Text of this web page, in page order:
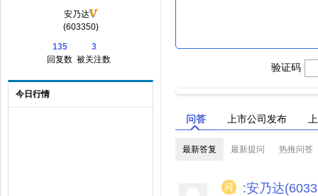
安乃达
(603350)
135
回复数
3
被关注数
今日行情
验证码
问答 上市公司发布
最新答复 最新提问 热推问答
:安乃达